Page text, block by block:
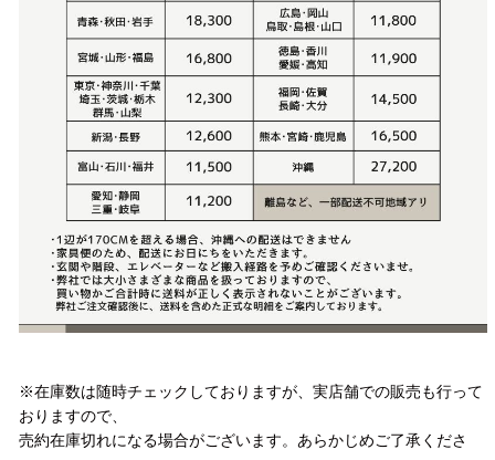
※在庫数は随時チェックしておりますが、実店舗での販売も行って
おりますので、
売約在庫切れになる場合がございます。あらかじめご了承くださ